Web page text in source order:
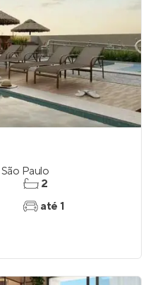
São Paulo
2
até 1